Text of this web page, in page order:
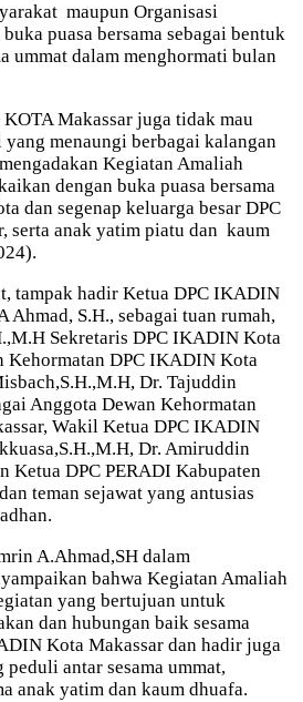
maupun Organisasi
puasa bersama sebagai bentuk
ummat dalam menghormati bulan
Makassar juga tidak mau
menaungi berbagai kalangan
Kegiatan Amaliah
dengan buka puasa bersama
dan segenap keluarga besar DPC
serta anak yatim piatu dan kaum
tampak hadir Ketua DPC IKADIN
Ahmad, S.H., sebagai tuan rumah,
Sekretaris DPC IKADIN Kota
Kehormatan DPC IKADIN Kota
Dr. Tajuddin
Anggota Dewan Kehormatan
Wakil Ketua DPC IKADIN
Dr. Amiruddin
Ketua DPC PERADI Kabupaten
teman sejawat yang antusias
A.Ahmad,SH dalam
bahwa Kegiatan Amaliah
yang bertujuan untuk
dan hubungan baik sesama
Kota Makassar dan hadir juga
antar sesama ummat,
anak yatim dan kaum dhuafa.